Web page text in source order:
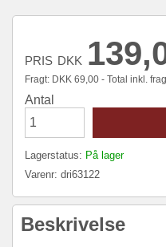
PRIS DKK
Fragt: DKK 69,00 - Total inkl.
Antal
Lagerstatus: På lager
Varenr: dri63122
Beskrivelse